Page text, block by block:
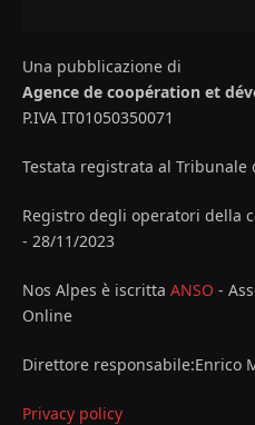
Una pubblicazione di
Agence de coopération et
P.IVA IT01050350071
Testata registrata al Tribunale
Registro degli operatori della
- 28/11/2023
Nos Alpes è iscritta ANSO -
Online
Direttore responsabile:Enrico
Privacy policy